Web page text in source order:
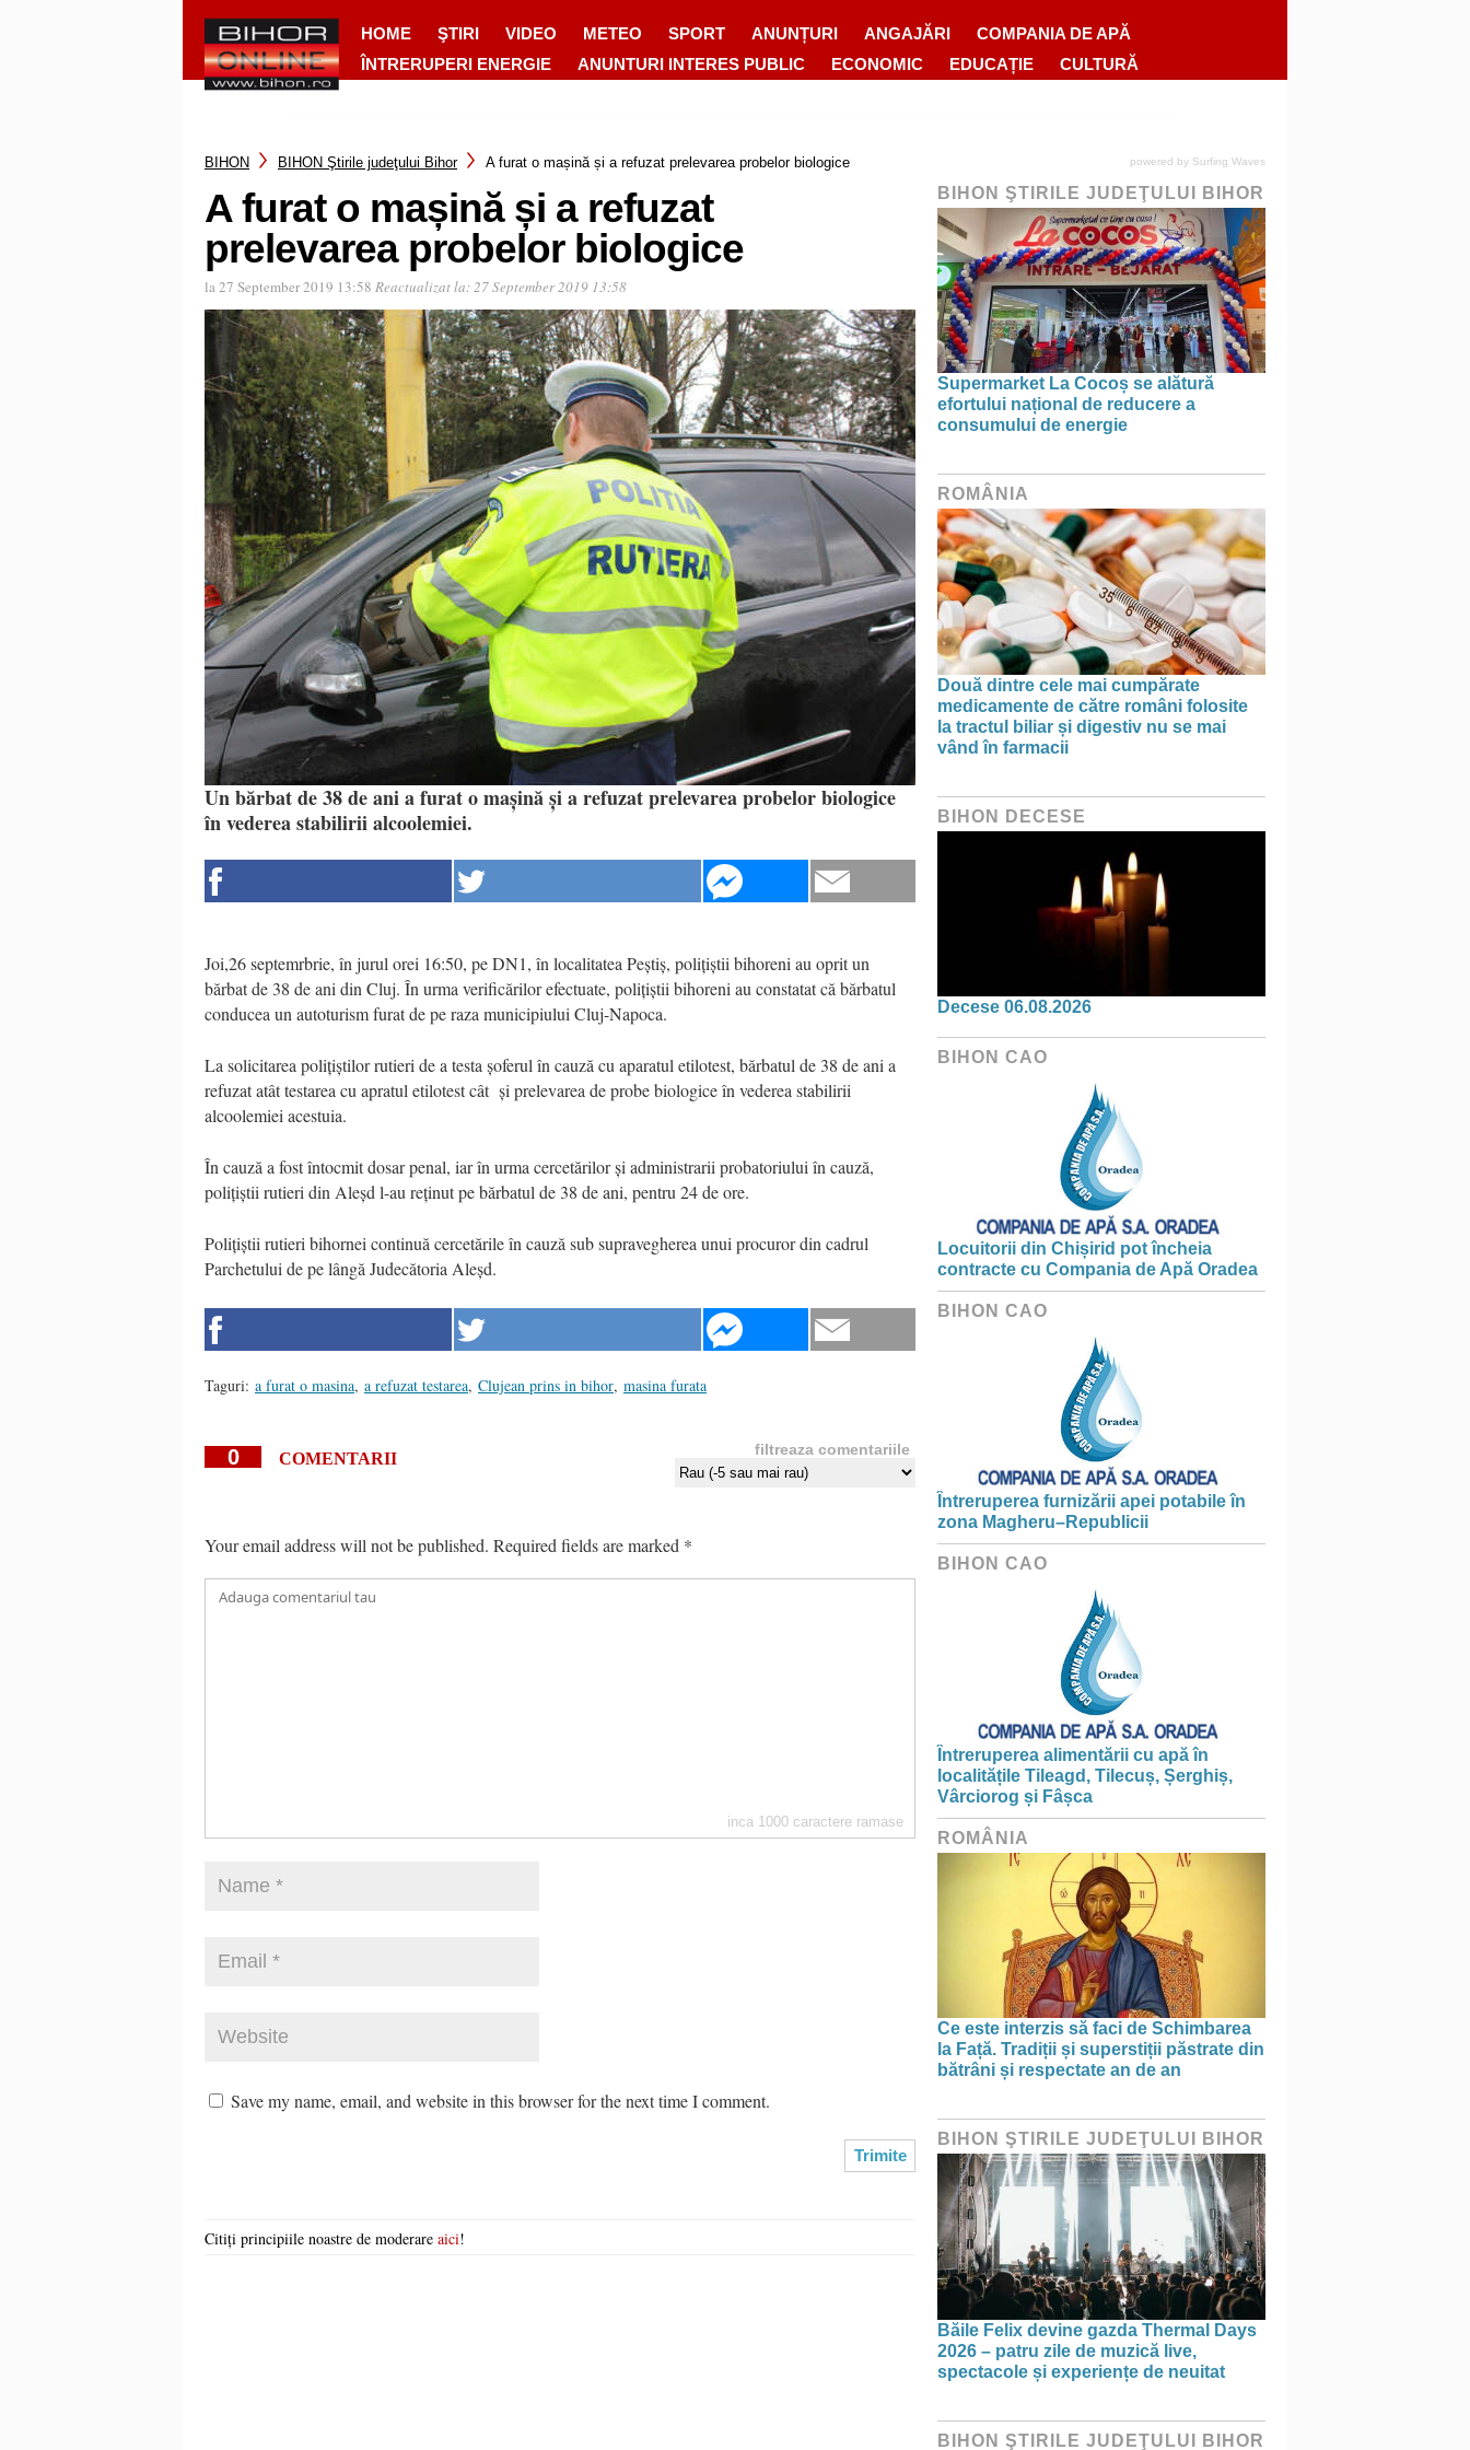
HOME ŞTIRI VIDEO METEO SPORT ANUNȚURI ANGAJĂRI
COMPANIA DE APĂ
ÎNTRERUPERI ENERGIE
ANUNTURI INTERES PUBLIC ECONOMIC EDUCAȚIE CULTURĂ
BIHON BIHON Ştirile judeţului Bihor A furat o mașină și a refuzat prelevarea probelor biologice
A furat o mașină și a refuzat
prelevarea probelor biologice
la 27 September 2019 13:58 Reactualizat la:27 September 2019 13:58
Un bărbat de 38 de ani a furat o mașină și a refuzat prelevarea probelor biologice
în vederea stabilirii alcoolemiei.
Joi,26 septemrbrie, în jurul orei 16:50, pe DN1, în localitatea Peștiș, polițiștii bihoreni au oprit un
bărbat de 38 de ani din Cluj. În urma verificărilor efectuate, polițiștii bihoreni au constatat că bărbatul
conducea un autoturism furat de pe raza municipiului Cluj-Napoca.
La solicitarea polițiștilor rutieri de a testa șoferul în cauză cu aparatul etilotest, bărbatul de 38 de ani a
refuzat atât testarea cu apratul etilotest cât și prelevarea de probe biologice în vederea stabilirii
alcoolemiei acestuia.
În cauză a fost întocmit dosar penal, iar în urma cercetărilor și administrarii probatoriului în cauză,
polițiștii rutieri din Aleșd l-au reținut pe bărbatul de 38 de ani, pentru 24 de ore.
Polițiștii rutieri bihornei continuă cercetările în cauză sub supravegherea unui procuror din cadrul
Parchetului de pe lângă Judecătoria Aleșd.
Taguri: a furat o masina, a refuzat testarea, Clujean prins in bihor, masina furata
0 COMENTARII filtreaza comentariile
Your email address will not be published. Required fields are marked *
inca 1000 caractere ramase
Save my name, email, and website in this browser for the next time I comment.
Citiți principiile noastre de moderare aici!
powered by Surfing Waves
BIHON ŞTIRILE JUDEŢULUI BIHOR
Supermarket La Cocoș se alătură
efortului național de reducere a
consumului de energie
ROMÂNIA
Două dintre cele mai cumpărate
medicamente de către români folosite
la tractul biliar și digestiv nu se mai
vând în farmacii
BIHON DECESE
Decese 06.08.2026
BIHON CAO
Locuitorii din Chișirid pot încheia
contracte cu Compania de Apă Oradea
BIHON CAO
Întreruperea furnizării apei potabile în
zona Magheru–Republicii
BIHON CAO
Întreruperea alimentării cu apă în
localitățile Tileagd, Tilecuș, Șerghiș,
Vârciorog și Fâșca
ROMÂNIA
Ce este interzis să faci de Schimbarea
la Față. Tradiții și superstiții păstrate din
bătrâni și respectate an de an
BIHON ŞTIRILE JUDEŢULUI BIHOR
Băile Felix devine gazda Thermal Days
2026 – patru zile de muzică live,
spectacole și experiențe de neuitat
BIHON ŞTIRILE JUDEŢULUI BIHOR